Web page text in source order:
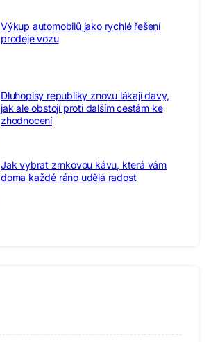
Výkup automobilů jako rychlé řešení
prodeje vozu
Dluhopisy republiky znovu lákají davy,
jak ale obstojí proti dalším cestám ke
zhodnocení
Jak vybrat zrnkovou kávu, která vám
doma každé ráno udělá radost